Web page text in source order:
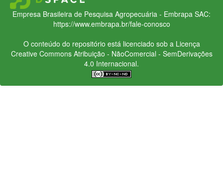
Empresa Brasileira de Pesquisa Agropecuária - Embrapa SAC:
https://www.embrapa.br/fale-conosco
O conteúdo do repositório está licenciado sob a Licença
Creative CommonsAtribuição - NãoComercial - SemDerivações
4.0 Internacional.